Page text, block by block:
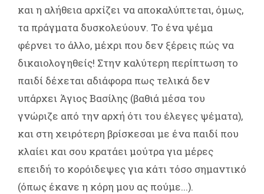
και η αλήθεια αρχίζει να αποκαλύπτεται, όμως,
τα πράγματα δυσκολεύουν. Το ένα ψέμα
φέρνει το άλλο, μέχρι που δεν ξέρεις πώς να
δικαιολογηθείς! Στην καλύτερη περίπτωση το
παιδί δέχεται αδιάφορα πως τελικά δεν
υπάρχει Άγιος Βασίλης (βαθιά μέσα του
γνώριζε από την αρχή ότι του έλεγες ψέματα),
και στη χειρότερη βρίσκεσαι με ένα παιδί που
κλαίει και σου κρατάει μούτρα για μέρες
επειδή το κορόιδεψες για κάτι τόσο σημαντικό
(όπως έκανε η κόρη μου ας πούμε...).